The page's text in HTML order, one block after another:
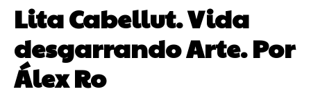
Lita Cabellut. Vida
desgarrando Arte. Por
Álex Ro